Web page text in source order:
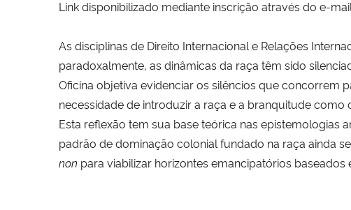
Link disponibilizado mediante inscrição através do e-
As disciplinas de Direito Internacional e Relações
paradoxalmente, as dinâmicas da raça têm sido
Oficina objetiva evidenciar os silêncios que concorrem
necessidade de introduzir a raça e a branquitude
Esta reflexão tem sua base teórica nas
padrão de dominação colonial fundado na raça ainda
non para viabilizar horizontes emancipatórios